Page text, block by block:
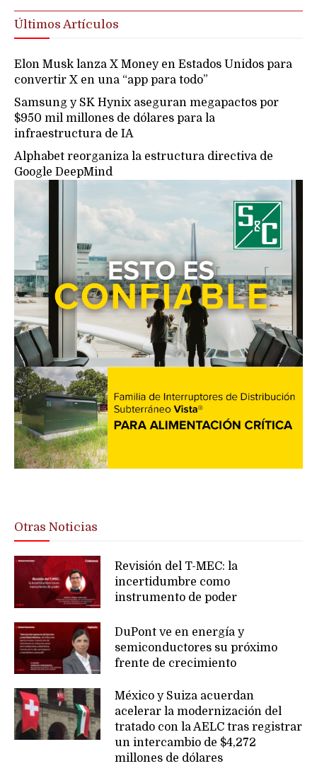
Últimos Artículos
Elon Musk lanza X Money en Estados Unidos para
convertir X en una “app para todo”
Samsung y SK Hynix aseguran megapactos por
$950 mil millones de dólares para la
infraestructura de IA
Alphabet reorganiza la estructura directiva de
Google DeepMind
Otras Noticias
Revisión del T-MEC: la
incertidumbre como
instrumento de poder
DuPont ve en energía y
semiconductores su próximo
frente de crecimiento
México y Suiza acuerdan
acelerar la modernización del
tratado con la AELC tras registrar
un intercambio de $4,272
millones de dólares